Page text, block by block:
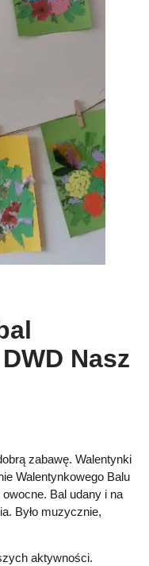
Nasz
zabawę. Walentynki
Walentynkowego Balu
owocne. Bal udany i na
Było muzycznie,
aktywności.